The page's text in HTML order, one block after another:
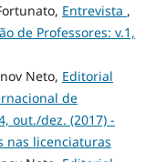
Entrevista ,
de Professores: v.1,
Neto, Editorial
de
out./dez. (2017) -
nas licenciaturas